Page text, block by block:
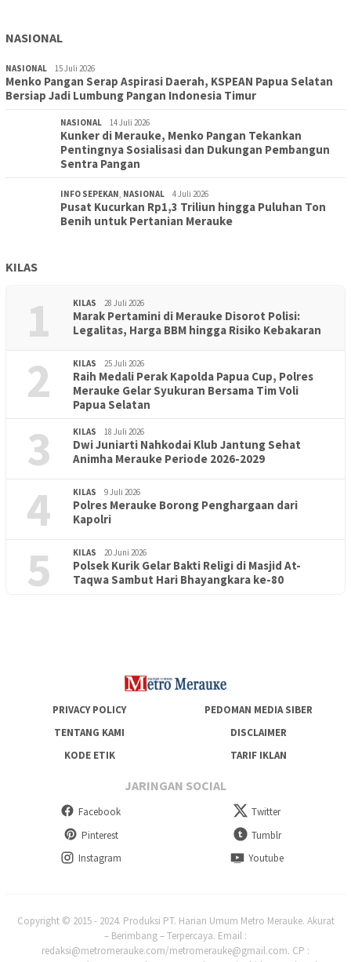
NASIONAL
NASIONAL 15 Juli 2026
Menko Pangan Serap Aspirasi Daerah, KSPEAN Papua Selatan
Bersiap Jadi Lumbung Pangan Indonesia Timur
NASIONAL 14 Juli 2026
Kunker di Merauke, Menko Pangan Tekankan
Pentingnya Sosialisasi dan Dukungan Pembangun
Sentra Pangan
INFO SEPEKAN NASIONAL 4 Juli 2026
Pusat Kucurkan Rp1,3 Triliun hingga Puluhan Ton
Benih untuk Pertanian Merauke
KILAS
1 KILAS 28 Juli 2026
Marak Pertamini di Merauke Disorot Polisi:
Legalitas, Harga BBM hingga Risiko Kebakaran
2 KILAS 25 Juli 2026
Raih Medali Perak Kapolda Papua Cup, Polres
Merauke Gelar Syukuran Bersama Tim Voli
Papua Selatan
3 KILAS 18 Juli 2026
Dwi Juniarti Nahkodai Klub Jantung Sehat
Animha Merauke Periode 2026-2029
4 KILAS 9 Juli 2026
Polres Merauke Borong Penghargaan dari
Kapolri
5 KILAS 20 Juni 2026
Polsek Kurik Gelar Bakti Religi di Masjid At-
Taqwa Sambut Hari Bhayangkara ke-80
PENDIDIKAN 18 Juni 2026
Lepas Puluhan Peserta Didik, TK Yapis 2 Merauke Siapkan
PRIVACY POLICY
PEDOMAN MEDIA SIBER
TENTANG KAMI
DISCLAIMER
KODE ETIK
TARIF IKLAN
JARINGAN SOCIAL
Facebook
Twitter
Pinterest
Tumblr
Instagram
Youtube
Copyright © 2015 - 2024. Produksi PT. Harian Umum Metro Merauke. Akurat
– Berimbang – Terpercaya. Email :
redaksi@metromerauke.com/metromerauke@gmail.com. CP :